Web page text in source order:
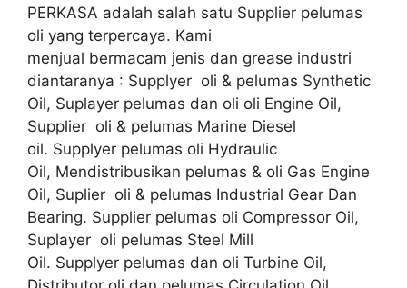
PERKASA adalah salah satu Supplier pelumas
oli yang terpercaya. Kami
menjual bermacam jenis dan grease industri
diantaranya : Supplyer oli & pelumas Synthetic
Oil, Suplayer pelumas dan oli oli Engine Oil,
Supplier oli & pelumas Marine Diesel
oil. Supplyer pelumas oli Hydraulic
Oil, Mendistribusikan pelumas & oli Gas Engine
Oil, Suplier oli & pelumas Industrial Gear Dan
Bearing. Supplier pelumas oli Compressor Oil,
Suplayer oli pelumas Steel Mill
Oil. Supplyer pelumas dan oli Turbine Oil,